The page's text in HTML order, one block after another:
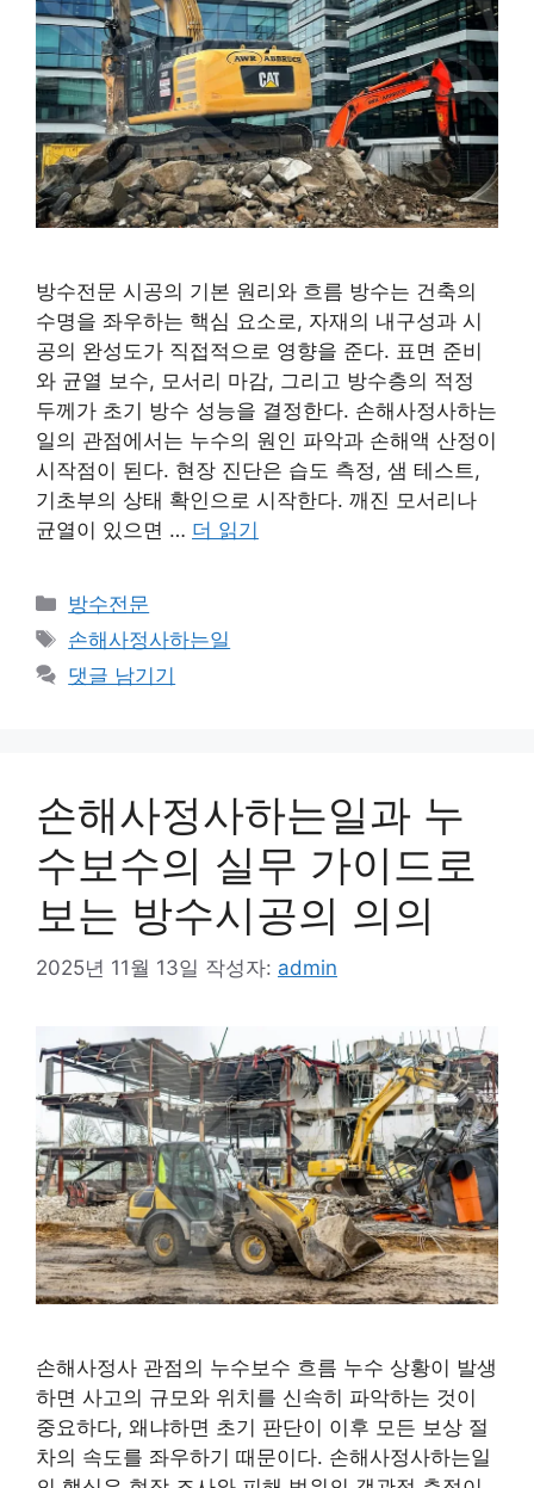
방수전문 시공의 기본 원리와 흐름 방수는 건축의
수명을 좌우하는 핵심 요소로, 자재의 내구성과 시
공의 완성도가 직접적으로 영향을 준다. 표면 준비
와 균열 보수, 모서리 마감, 그리고 방수층의 적정
두께가 초기 방수 성능을 결정한다. 손해사정사하는
일의 관점에서는 누수의 원인 파악과 손해액 산정이
시작점이 된다. 현장 진단은 습도 측정, 샘 테스트,
기초부의 상태 확인으로 시작한다. 깨진 모서리나
균열이 있으면 … 더 읽기
카
테
리
방수전문
태
그
손해사정사하는일
댓글 남기기
손해사정사하는일과 누
수보수의 실무 가이드로
보는 방수시공의 의의
2025년 11월 13일 작성자: admin
손해사정사 관점의 누수보수 흐름 누수 상황이 발생
하면 사고의 규모와 위치를 신속히 파악하는 것이
중요하다, 왜냐하면 초기 판단이 이후 모든 보상 절
차의 속도를 좌우하기 때문이다. 손해사정사하는일